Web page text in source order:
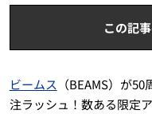
この記
ビームス （BEAMS）が
注ラッシュ！数ある限定